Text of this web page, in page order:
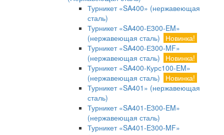
Турникет «SA400» (нержавеющая
сталь)
Турникет «SA400-Е300-EM»
(нержавеющая сталь)
Новинка!
Турникет «SA400-Е300-MF»
(нержавеющая сталь)
Новинка!
Турникет «SA400-Курс100-EM»
(нержавеющая сталь)
Новинка!
Турникет «SA401» (нержавеющая
сталь)
Турникет «SA401-E300-EM»
(нержавеющая сталь)
Турникет «SA401-E300-MF»